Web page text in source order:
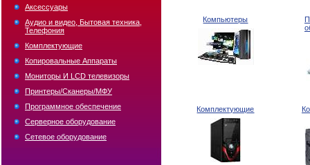
Компьютеры
Комплектующие
Аксессуары
Аудио и видео, Бытовая техника,
Телефония
Комплектующие
Копировальные Аппараты
Мониторы И LCD телевизоры
Принтеры/Сканеры/МФУ
Программное обеспечение
Серверное оборудование
Сетевое оборудование